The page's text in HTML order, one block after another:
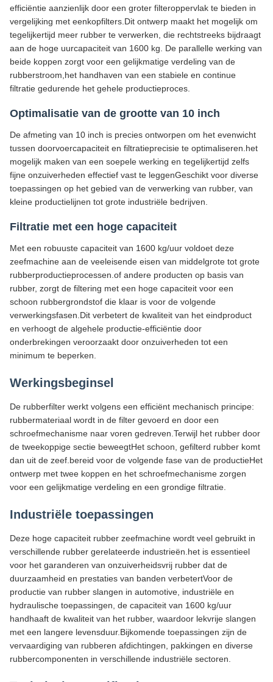
efficiëntie aanzienlijk door een groter filteroppervlak te bieden in
vergelijking met eenkopfilters.Dit ontwerp maakt het mogelijk om
tegelijkertijd meer rubber te verwerken, die rechtstreeks bijdraagt
aan de hoge uurcapaciteit van 1600 kg. De parallelle werking van
beide koppen zorgt voor een gelijkmatige verdeling van de
rubberstroom,het handhaven van een stabiele en continue
filtratie gedurende het gehele productieproces.
Optimalisatie van de grootte van 10 inch
De afmeting van 10 inch is precies ontworpen om het evenwicht
tussen doorvoercapaciteit en filtratieprecisie te optimaliseren.het
mogelijk maken van een soepele werking en tegelijkertijd zelfs
fijne onzuiverheden effectief vast te leggenGeschikt voor diverse
toepassingen op het gebied van de verwerking van rubber, van
kleine productielijnen tot grote industriële bedrijven.
Filtratie met een hoge capaciteit
Met een robuuste capaciteit van 1600 kg/uur voldoet deze
zeefmachine aan de veeleisende eisen van middelgrote tot grote
rubberproductieprocessen.of andere producten op basis van
rubber, zorgt de filtering met een hoge capaciteit voor een
schoon rubbergrondstof die klaar is voor de volgende
verwerkingsfasen.Dit verbetert de kwaliteit van het eindproduct
en verhoogt de algehele productie-efficiëntie door
onderbrekingen veroorzaakt door onzuiverheden tot een
minimum te beperken.
Werkingsbeginsel
De rubberfilter werkt volgens een efficiënt mechanisch principe:
rubbermateriaal wordt in de filter gevoerd en door een
schroefmechanisme naar voren gedreven.Terwijl het rubber door
de tweekoppige sectie beweegtHet schoon, gefilterd rubber komt
dan uit de zeef.bereid voor de volgende fase van de productieHet
ontwerp met twee koppen en het schroefmechanisme zorgen
voor een gelijkmatige verdeling en een grondige filtratie.
Industriële toepassingen
Deze hoge capaciteit rubber zeefmachine wordt veel gebruikt in
verschillende rubber gerelateerde industrieën.het is essentieel
voor het garanderen van onzuiverheidsvrij rubber dat de
duurzaamheid en prestaties van banden verbetertVoor de
productie van rubber slangen in automotive, industriële en
hydraulische toepassingen, de capaciteit van 1600 kg/uur
handhaaft de kwaliteit van het rubber, waardoor lekvrije slangen
met een langere levensduur.Bijkomende toepassingen zijn de
vervaardiging van rubberen afdichtingen, pakkingen en diverse
rubbercomponenten in verschillende industriële sectoren.